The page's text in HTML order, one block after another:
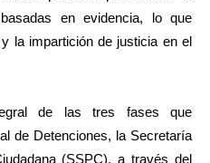
en evidencia, lo que
la impartición de justicia en el
de las tres fases que
de Detenciones, la Secretaría
(SSPC), a través del